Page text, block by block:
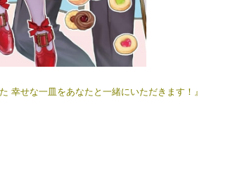
幸せな一皿をあなたと一緒にいただきます！』